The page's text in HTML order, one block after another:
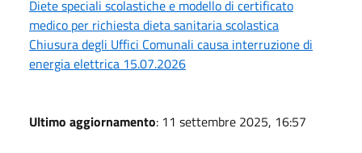
Diete speciali scolastiche e modello di certificato
medico per richiesta dieta sanitaria scolastica
Chiusura degli Uffici Comunali causa interruzione di
energia elettrica 15.07.2026
Ultimo aggiornamento: 11 settembre 2025, 16:57